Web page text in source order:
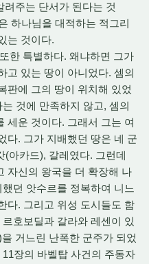
려주는 단서가 된다는 것
하나님을 대적하는 적그리
는 것이다.
한 특별하다. 왜냐하면 그가
고 있는 땅이 아니었다. 셈의
판에 그의 땅이 위치해 있었
것에 만족하지 않고, 셈의
세운 것이다. 그래서 그는 여
다. 그가 지배했던 땅은 네 군
(아카드), 갈레였다. 그런데
자신의 왕국을 더 확장해 나
던 앗수르를 정복하여 니느
다. 그리고 위성 도시들도 함
호보딜과 갈라와 레센이 있
거느린 난폭한 군주가 되었
장의 바벨탑 사건의 주동자